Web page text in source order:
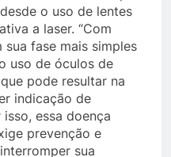
o uso de lentes
a laser. “Com
fase mais simples
uso de óculos de
pode resultar na
indicação de
essa doença
prevenção e
sua